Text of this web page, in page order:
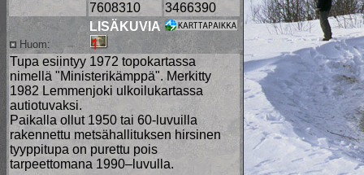
7608310 3466390
Huom:
LISÄKUVIA
Tupa esiintyy 1972 topokartassa
nimellä "Ministerikämppä". Merkitty
1982 Lemmenjoki ulkoilukartassa
autiotuvaksi.
Paikalla ollut 1950 tai 60-luvuilla
rakennettu metsähallituksen hirsinen
tyyppitupa on purettu pois
tarpeettomana 1990–luvulla.